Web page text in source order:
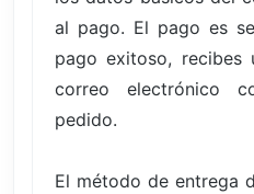
al pago. El pago es
pago exitoso, recibes
correo electrónico
pedido.
El método de entrega